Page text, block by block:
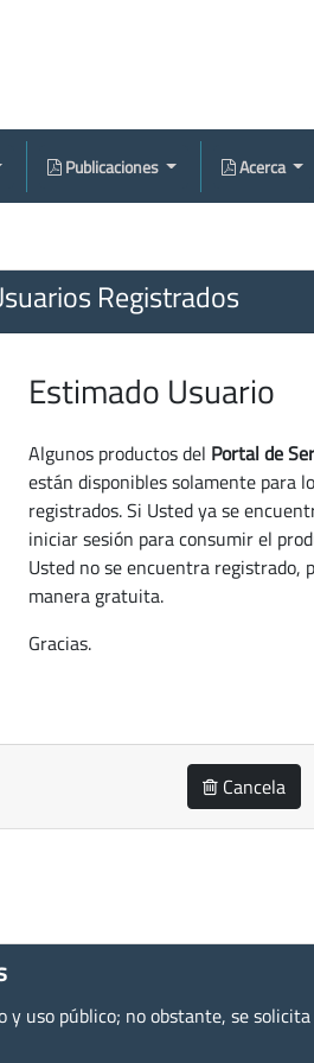
Publicaciones Acerca
Registrados
Estimado Usuario
Algunos productos del Portal de
están disponibles solamente para
registrados. Si Usted ya se
iniciar sesión para consumir el
Usted no se encuentra registrado,
manera gratuita.
Gracias.
Cancela
y uso público; no obstante, se